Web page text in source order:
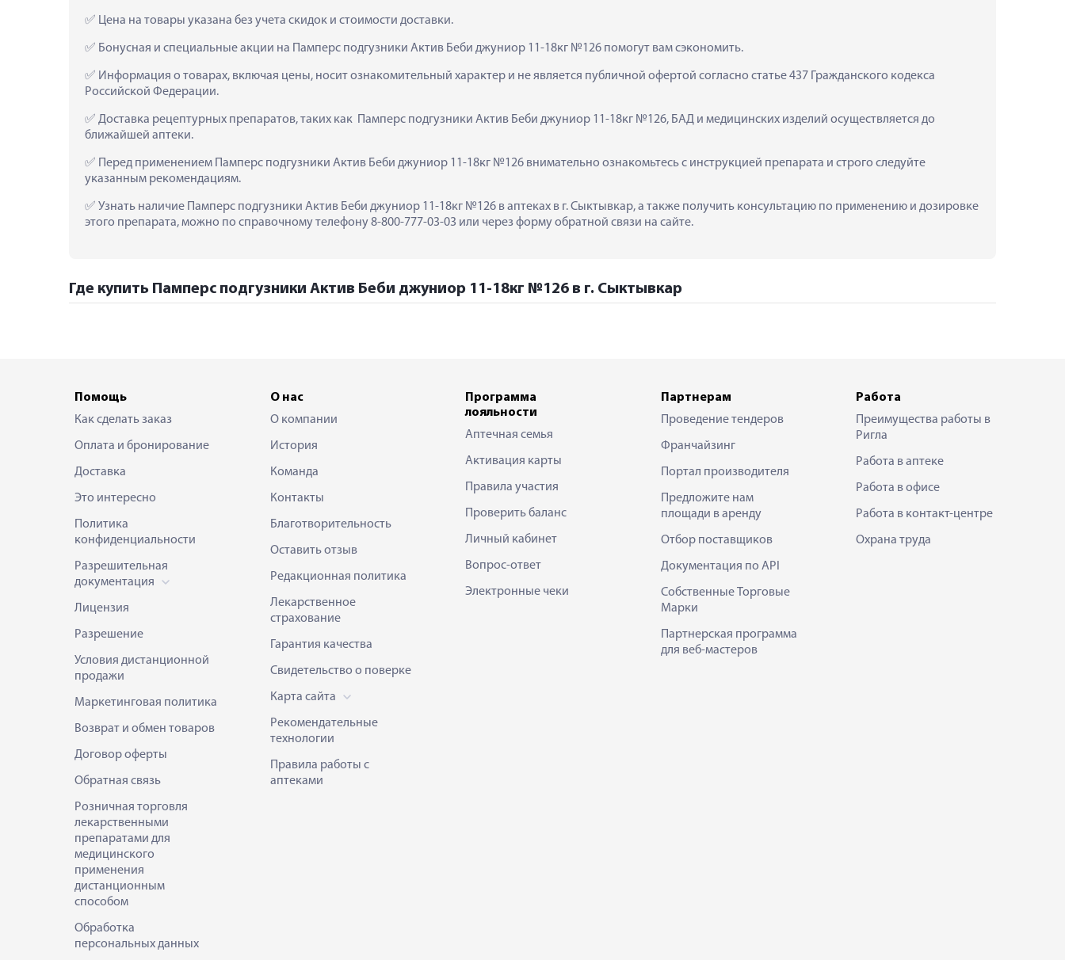
Цена на товары указана без учета скидок и стоимости доставки.
Бонусная и специальные акции на Памперс подгузники Актив Беби джуниор 11-18кг №126 помогут вам сэкономить.
Информация о товарах, включая цены, носит ознакомительный характер и не является публичной офертой согласно статье 437 Гражданского кодекса
Российской Федерации.
Доставка рецептурных препаратов, таких как  Памперс подгузники Актив Беби джуниор 11-18кг №126, БАД и медицинских изделий осуществляется до
ближайшей аптеки.
Перед применением Памперс подгузники Актив Беби джуниор 11-18кг №126 внимательно ознакомьтесь с инструкцией препарата и строго следуйте
указанным рекомендациям.
Узнать наличие Памперс подгузники Актив Беби джуниор 11-18кг №126 в аптеках в г. Сыктывкар, а также получить консультацию по применению и дозировке
этого препарата, можно по справочному телефону 8-800-777-03-03 или через форму обратной связи на сайте.
Где купить Памперс подгузники Актив Беби джуниор 11-18кг №126 в г. Сыктывкар
Помощь
Как сделать заказ
Оплата и бронирование
Доставка
Это интересно
Политика
конфиденциальности
Разрешительная
документация
Лицензия
Разрешение
Условия дистанционной
продажи
Маркетинговая политика
Возврат и обмен товаров
Договор оферты
Обратная связь
Розничная торговля
лекарственными
препаратами для
медицинского
применения
дистанционным
способом
Обработка
персональных данных
О нас
О компании
История
Команда
Контакты
Благотворительность
Оставить отзыв
Редакционная политика
Лекарственное
страхование
Гарантия качества
Свидетельство о поверке
Карта сайта
Рекомендательные
технологии
Правила работы с
аптеками
Программа
лояльности
Аптечная семья
Активация карты
Правила участия
Проверить баланс
Личный кабинет
Вопрос-ответ
Электронные чеки
Партнерам
Проведение тендеров
Франчайзинг
Портал производителя
Предложите нам
площади в аренду
Отбор поставщиков
Документация по API
Собственные Торговые
Марки
Партнерская программа
для веб-мастеров
Работа
Преимущества работы в
Ригла
Работа в аптеке
Работа в офисе
Работа в контакт-центре
Охрана труда